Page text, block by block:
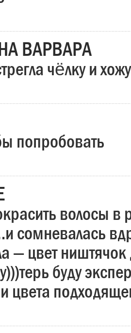
ВАРВАРА
чёлку и
попробовать
волосы
сомневалась
— цвет
буду
цвета